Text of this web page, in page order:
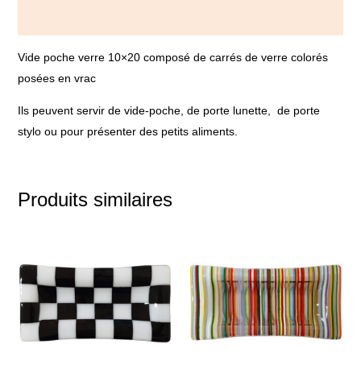
Vide poche verre 10×20 composé de carrés de verre colorés
posées en vrac
Ils peuvent servir de vide-poche, de porte lunette, de porte
stylo ou pour présenter des petits aliments.
Produits similaires